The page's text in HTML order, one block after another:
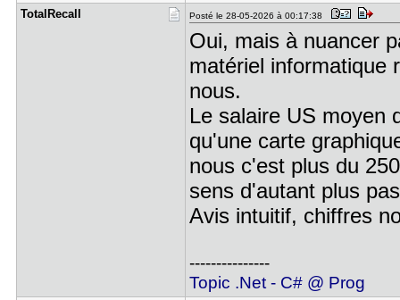
TotalRecal​l Posté le 28-05-2026 à 00:17:38
Oui, mais à nuancer
matériel informatique
nous.
Le salaire US moyen
qu'une carte
nous c'est plus du
sens d'autant plus
Avis intuitif, chiffres
---------------
Topic .Net - C# @ Prog